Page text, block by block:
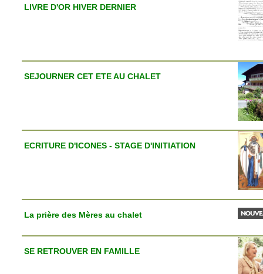
LIVRE D'OR HIVER DERNIER
SEJOURNER CET ETE AU CHALET
ECRITURE D'ICONES - STAGE D'INITIATION
La prière des Mères au chalet
SE RETROUVER EN FAMILLE